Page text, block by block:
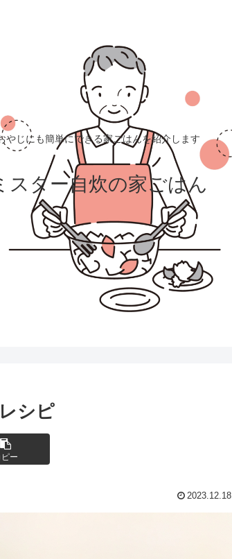
やじにも簡単にできる家ごはんを紹介します
スター自炊の家ごはん
シピ
ピー
2023.12.18